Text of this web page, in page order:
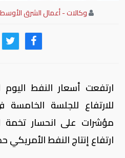
وكالات - أعمال الشرق الأوسط
ارتفعت أسعار النفط اليوم
للارتفاع للجلسة
مؤشرات على انحسار تخمة
ارتفاع إنتاج النفط